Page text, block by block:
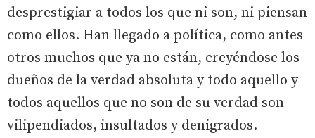
desprestigiar a todos los que ni son, ni piensan
como ellos. Han llegado a política, como antes
otros muchos que ya no están, creyéndose los
dueños de la verdad absoluta y todo aquello y
todos aquellos que no son de su verdad son
vilipendiados, insultados y denigrados.